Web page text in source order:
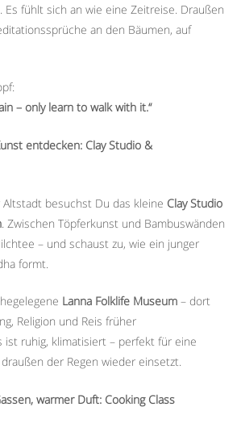
Es fühlt sich an wie eine Zeitreise. Draußen
an den Bäumen, auf
– only learn to walk with it.“
entdecken: Clay Studio &
besuchst Du das kleine Clay Studio
. Zwischen Töpferkunst und Bambuswänden
– und schaust zu, wie ein junger
formt.
Lanna Folklife Museum – dort
Religion und Reis früher
ist ruhig, klimatisiert – perfekt für eine
der Regen wieder einsetzt.
warmer Duft: Cooking Class